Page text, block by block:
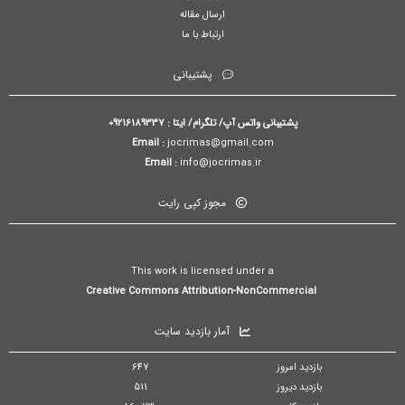
ارسال مقاله
ارتباط با ما
پشتیبانی
پشتیبانی واتس آپ/ تلگرام/ ایتا : 09216189337
Email :jocrimas@gmail.com
Email :info@jocrimas.ir
مجوز کپی رایت
This work is licensed under a
آمار بازدید سایت
بازدید امروز
647
بازدید دیروز
511